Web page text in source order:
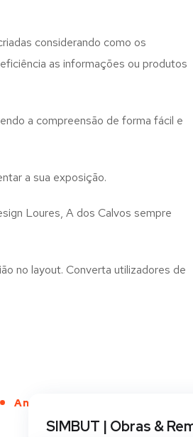
considerando como os
as informações ou produtos
a compreensão de forma fácil e
a sua exposição.
Loures, A dos Calvos sempre
no layout. Converta utilizadores de
Anos de Serviço
SIMBUT | Obras &